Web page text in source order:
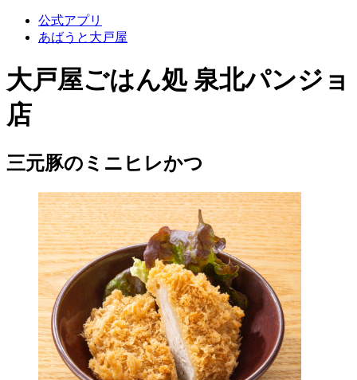
公式アプリ
あばうと大戸屋
大戸屋ごはん処 泉北パンジョ
店
三元豚のミニヒレかつ